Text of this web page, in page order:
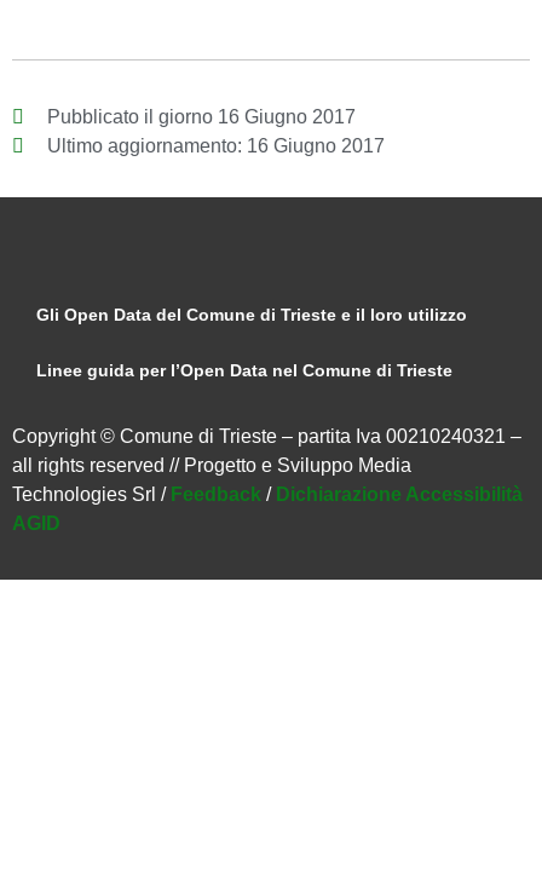
Pubblicato il giorno 16 Giugno 2017
Ultimo aggiornamento: 16 Giugno 2017
Gli Open Data del Comune di Trieste e il loro utilizzo
Linee guida per l’Open Data nel Comune di Trieste
Copyright © Comune di Trieste – partita Iva 00210240321 –
all rights reserved // Progetto e Sviluppo Media
Technologies Srl / Feedback / Dichiarazione Accessibilità
AGID